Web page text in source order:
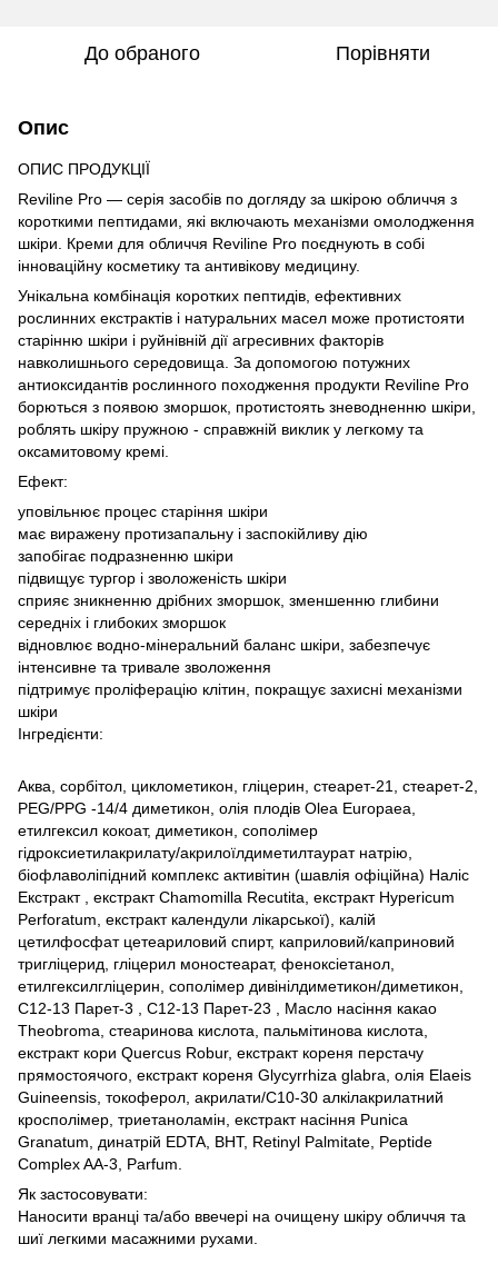
До обраного Порівняти
Опис
ОПИС ПРОДУКЦІЇ
Reviline Pro — серія засобів по догляду за шкірою обличчя з
короткими пептидами, які включають механізми омолодження
шкіри. Креми для обличчя Reviline Pro поєднують в собі
інноваційну косметику та антивікову медицину.
Унікальна комбінація коротких пептидів, ефективних
рослинних екстрактів і натуральних масел може протистояти
старінню шкіри і руйнівній дії агресивних факторів
навколишнього середовища. За допомогою потужних
антиоксидантів рослинного походження продукти Reviline Pro
борються з появою зморшок, протистоять зневодненню шкіри,
роблять шкіру пружною - справжній виклик у легкому та
оксамитовому кремі.
Ефект:
уповільнює процес старіння шкіри
має виражену протизапальну і заспокійливу дію
запобігає подразненню шкіри
підвищує тургор і зволоженість шкіри
сприяє зникненню дрібних зморшок, зменшенню глибини
середніх і глибоких зморшок
відновлює водно-мінеральний баланс шкіри, забезпечує
інтенсивне та тривале зволоження
підтримує проліферацію клітин, покращує захисні механізми
шкіри
Інгредієнти:
Аква, сорбітол, циклометикон, гліцерин, стеарет-21, стеарет-2,
PEG/PPG -14/4 диметикон, олія плодів Olea Europaea,
етилгексил кокоат, диметикон, сополімер
гідроксиетилакрилату/акрилоїлдиметилтаурат натрію,
біофлаволіпідний комплекс активітин (шавлія офіційна) Наліс
Екстракт , екстракт Chamomilla Recutita, екстракт Hypericum
Perforatum, екстракт календули лікарської), калій
цетилфосфат цетеариловий спирт, каприловий/каприновий
тригліцерид, гліцерил моностеарат, феноксіетанол,
етилгексилгліцерин, сополімер дивінілдиметикон/диметикон,
С12-13 Парет-3 , С12-13 Парет-23 , Масло насіння какао
Theobroma, стеаринова кислота, пальмітинова кислота,
екстракт кори Quercus Robur, екстракт кореня перстачу
прямостоячого, екстракт кореня Glycyrrhiza glabra, олія Elaeis
Guineensis, токоферол, акрилати/C10-30 алкілакрилатний
кросполімер, триетаноламін, екстракт насіння Punica
Granatum, динатрій EDTA, BHT, Retinyl Palmitate, Peptidе
Complex AA-3, Parfum.
Як застосовувати:
Наносити вранці та/або ввечері на очищену шкіру обличчя та
шиї легкими масажними рухами.